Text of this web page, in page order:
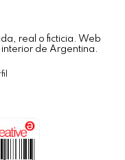
real o ficticia. Web
de Argentina.